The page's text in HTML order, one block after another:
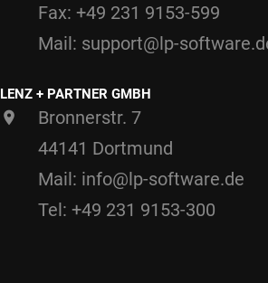
Fax: +49 231 9153-599
Mail: support@lp-
LENZ + PARTNER GMBH
Bronnerstr. 7
44141 Dortmund
Mail: info@lp-software.de
Tel: +49 231 9153-300